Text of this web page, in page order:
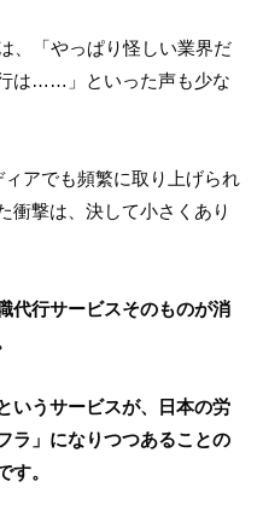
、「やっぱり怪しい業界だ
は……」といった声も少な
アでも頻繁に取り上げられ
衝撃は、決して小さくあり
代行サービスそのものが消
いうサービスが、日本の労
ラ」になりつつあることの
す。